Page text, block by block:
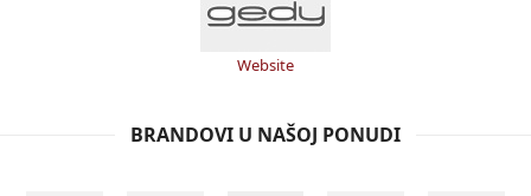
Website
BRANDOVI U NAŠOJ PONUDI